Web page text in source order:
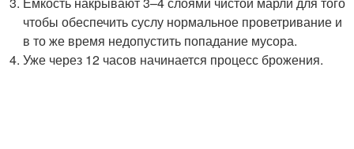
чтобы обеспечить суслу нормальное проветривание и
в то же время недопустить попадание мусора.
Уже через 12 часов начинается процесс брожения.